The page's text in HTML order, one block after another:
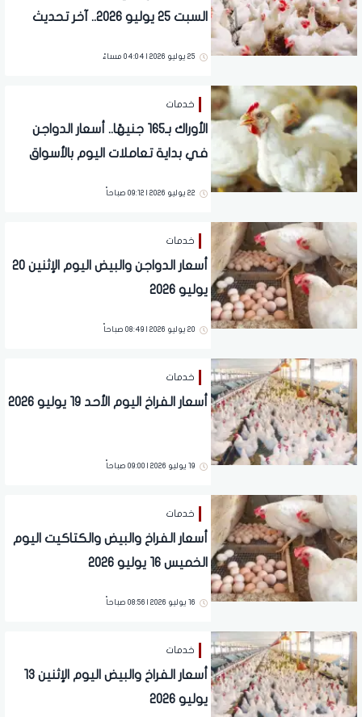
السبت 25 يوليو 2026.. آخر تحديث
25 يوليو 2026 | 04:04 مساءً
خدمات
الأوراك بـ165 جنيهًا.. أسعار الدواجن
في بداية تعاملات اليوم بالأسواق
22 يوليو 2026 | 09:12 صباحاً
خدمات
أسعار الدواجن والبيض اليوم الإثنين 20
يوليو 2026
20 يوليو 2026 | 08:49 صباحاً
خدمات
أسعار الفراخ اليوم الأحد 19 يوليو 2026
19 يوليو 2026 | 09:00 صباحاً
خدمات
أسعار الفراخ والبيض والكتاكيت اليوم
الخميس 16 يوليو 2026
16 يوليو 2026 | 08:56 صباحاً
خدمات
أسعار الفراخ والبيض اليوم الإثنين 13
يوليو 2026